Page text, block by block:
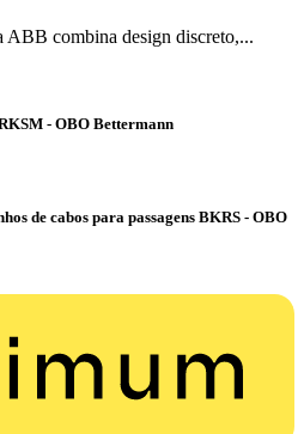
combina design discreto,...
- OBO Bettermann
de cabos para passagens BKRS - OBO